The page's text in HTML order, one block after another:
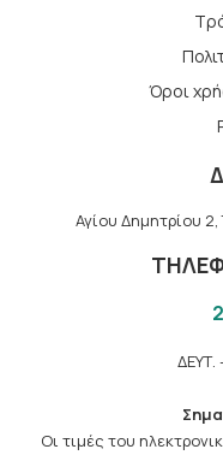
Όροι
Αγίου Δημητρίου
ΔΕΥΤ.
Οι τιμές του